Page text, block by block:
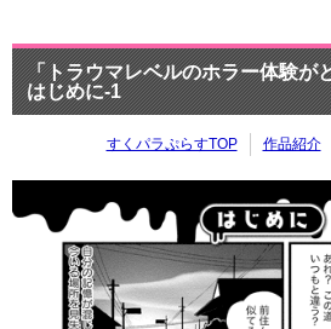
「トラウマレベルのホラー体験が
はじめに-1
すくパラぷらすTOP 作品紹介